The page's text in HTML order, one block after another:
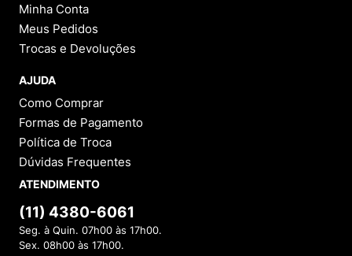
Minha Conta
Meus Pedidos
Trocas e Devoluções
AJUDA
Como Comprar
Formas de Pagamento
Política de Troca
Dúvidas Frequentes
ATENDIMENTO
(11) 4380-6061
Seg. à Quin. 07h00 às 17h00.
Sex. 08h00 às 17h00.